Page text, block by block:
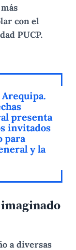
con el
PUCP.
presenta
invitados
para
y la
a diversas